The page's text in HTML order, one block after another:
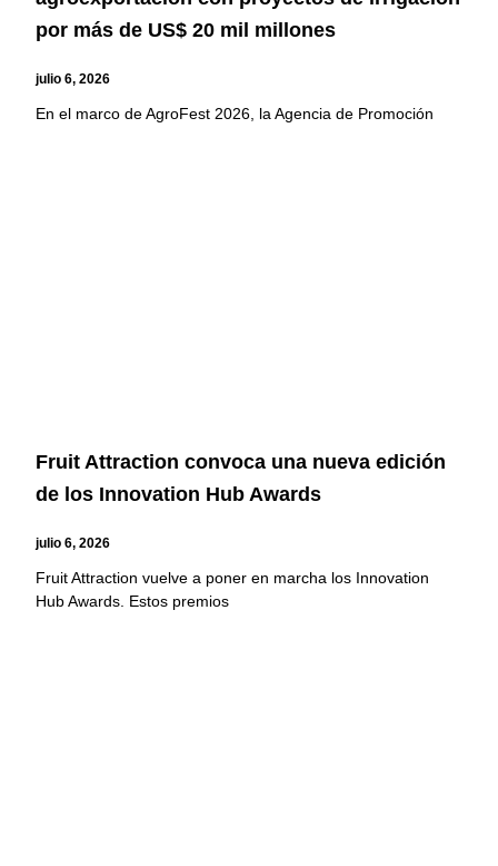
por más de US$ 20 mil millones
julio 6, 2026
En el marco de AgroFest 2026, la Agencia de Promoción
Fruit Attraction convoca una nueva edición
de los Innovation Hub Awards
julio 6, 2026
Fruit Attraction vuelve a poner en marcha los Innovation
Hub Awards. Estos premios